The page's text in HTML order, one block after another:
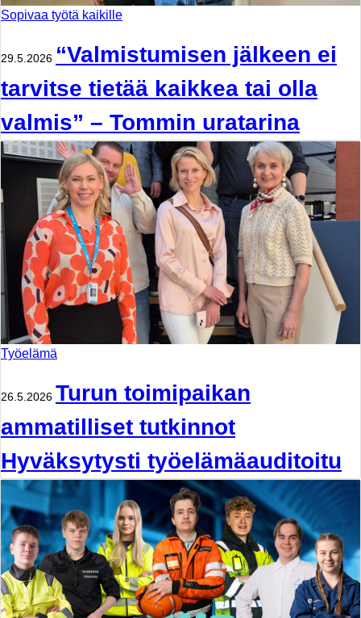
Sopivaa työtä kaikille
29.5.2026 “Valmistumisen jälkeen ei
tarvitse tietää kaikkea tai olla
valmis” – Tommin uratarina
Työelämä
26.5.2026 Turun toimipaikan
ammatilliset tutkinnot
Hyväksytysti työelämäauditoitu